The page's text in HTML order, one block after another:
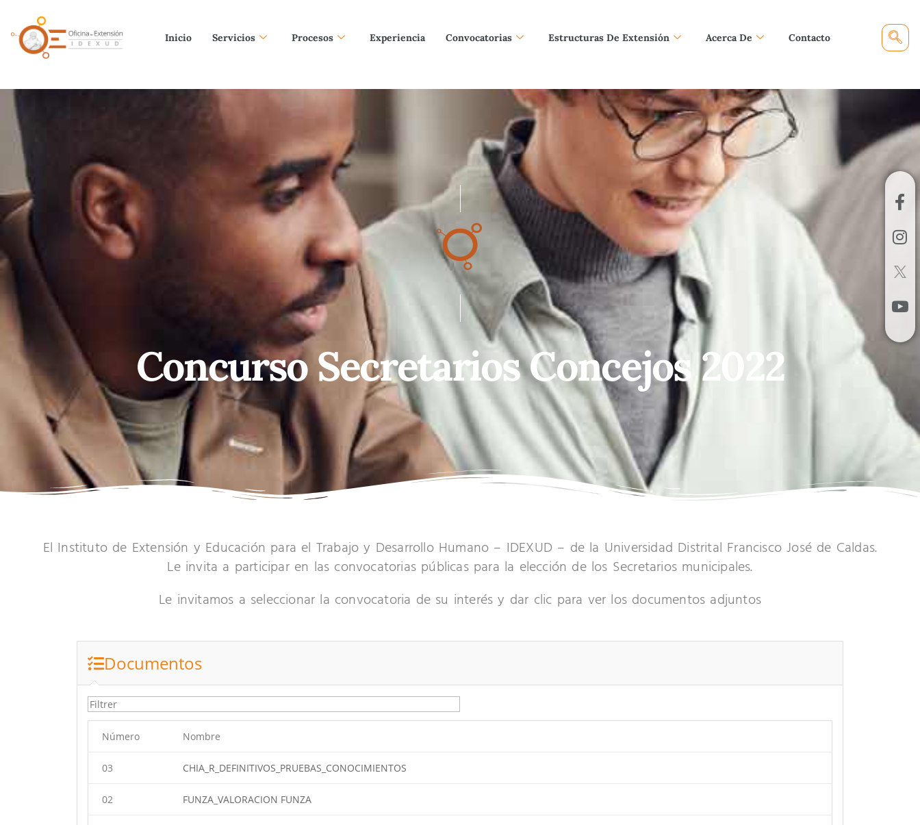
Inicio Servicios Procesos Experiencia Convocatorias Estructuras De Extensión Acerca De Contacto
Concurso Secretarios Concejos 2022
El Instituto de Extensión y Educación para el Trabajo y Desarrollo Humano – IDEXUD – de la Universidad Distrital Francisco José de Caldas.
Le invita a participar en las convocatorias públicas para la elección de los Secretarios municipales.
Le invitamos a seleccionar la convocatoria de su interés y dar clic para ver los documentos adjuntos
Documentos
Número Nombre
03 CHIA_R_DEFINITIVOS_PRUEBAS_CONOCIMIENTOS
02 FUNZA_VALORACION FUNZA